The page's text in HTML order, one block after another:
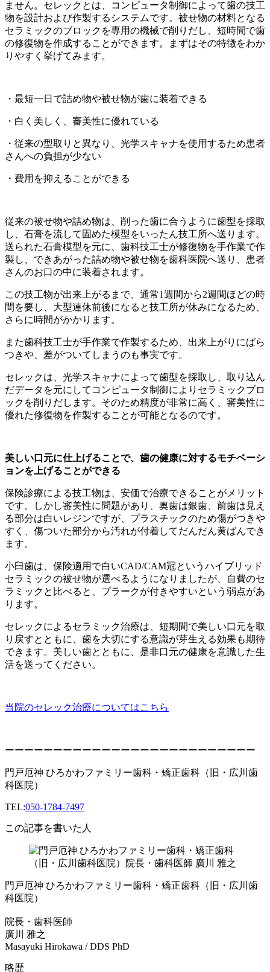
ません。セレックとは、コンピュータ制御によって歯の技工
物を設計および作製するシステムです。被せ物の材料となる
セラミックのブロックを専用の機械で削りだし、短時間で歯
の修復物を作成することができます。まずはその特徴をわか
りやすく挙げてみます。
・最短一日で詰め物や被せ物が歯に装着できる
・白く美しく、審美性に優れている
・従来の型取りと異なり、光学スキャナを使用するため患者
さんへの負担が少ない
・費用を抑えることができる
従来の被せ物や詰め物は、削った歯に合うように歯型を採取
し、石膏を流して固めた模型をいったん技工所へ送ります。
送られた石膏模型を元に、歯科技工士が修復物を手作業で作
製し、できあがった詰め物や被せ物を歯科医院へ送り、患者
さんのお口の中に装着されます。
この技工物が出来上がるまで、通常1週間から2週間ほどの時
間を要し、大型連休前後になると技工所が休みになるため、
さらに時間がかかります。
また歯科技工士が手作業で作製するため、出来上がりにばら
つきや、差がついてしまうのも事実です。
セレックは、光学スキャナによって歯型を採取し、取り込ん
だデータを元にしてコンピュータ制御によりセラミックブロ
ックを削りだします。そのため精度が非常に高く、審美性に
優れた修復物を作製することが可能となるのです。
美しい口元に仕上げることで、歯の健康に対するモチベーシ
ョンを上げることができる
保険診療による技工物は、安価で治療できることがメリット
です。しかし審美性に問題があり、奥歯は銀歯、前歯は見え
る部分は白いレジンですが、プラスチックのため傷がつきや
すく、傷ついた部分から汚れが付着してだんだん黄ばんでき
ます。
小臼歯は、保険適用で白いCAD/CAM冠というハイブリッド
セラミックの被せ物が選べるようになりましたが、自費のセ
ラミックと比べると、プラークが付きやすいという弱点があ
ります。
セレックによるセラミック治療は、短期間で美しい口元を取
り戻すとともに、歯を大切にする意識が芽生える効果も期待
できます。美しい歯とともに、是非口元の健康を意識した生
活を送ってください。
当院のセレック治療についてはこちら
ーーーーーーーーーーーーーーーーーーーーーーーーーー
門戸厄神 ひろかわファミリー歯科・矯正歯科（旧・広川歯
科医院）
TEL:050-1784-7497
この記事を書いた人
門戸厄神 ひろかわファミリー歯科・矯正歯科（旧・広川歯
科医院）
院長・歯科医師
廣川 雅之
Masayuki Hirokawa / DDS PhD
略歴